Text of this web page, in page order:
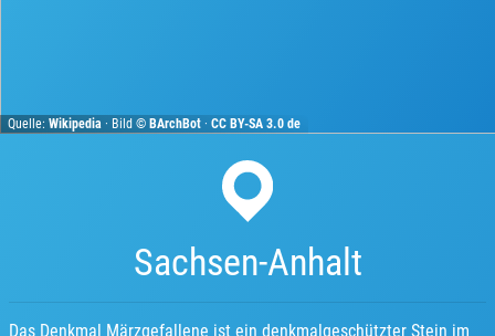
Quelle:Wikipedia · Bild ©BArchBot ·CC BY-SA 3.0 de
Sachsen-Anhalt
Das Denkmal Märzgefallene ist ein denkmalgeschützter Stein im